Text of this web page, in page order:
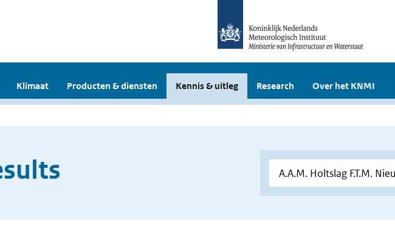
Klimaat Producten & diensten Kennis & uitleg Research Over het KNMI